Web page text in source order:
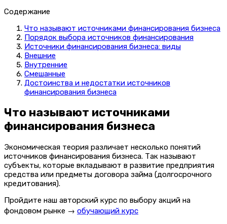
Содержание
Что называют источниками финансирования бизнеса
Порядок выбора источников финансирования
Источники финансирования бизнеса: виды
Внешние
Внутренние
Смешанные
Достоинства и недостатки источников
финансирования бизнеса
Что называют источниками
финансирования бизнеса
Экономическая теория различает несколько понятий
источников финансирования бизнеса. Так называют
субъекты, которые вкладывают в развитие предприятия
средства или предметы договора займа (долгосрочного
кредитования).
Пройдите наш авторский курс по выбору акций на
фондовом рынке → обучающий курс